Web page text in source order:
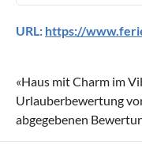
URL: https://
«Haus mit Charm im
Urlauberbewertung
abgegebenen